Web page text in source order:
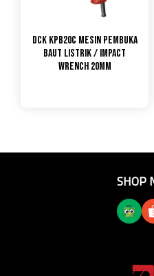
DCK KPB20C Mesin Pembuka
Baut Listrik / Impact
Wrench 20mm
SHOP